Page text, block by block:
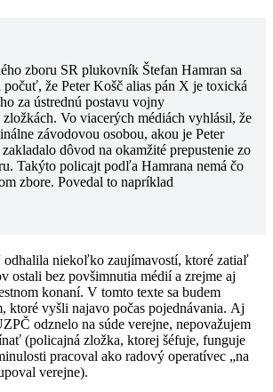
zboru SR plukovník Štefan Hamran sa
počuť, že Peter Košč alias pán X je toxická
za ústrednú postavu vojny
zložkách. Vo viacerých médiách vyhlásil, že
závodovou osobou, akou je Peter
dôvod na okamžité prepustenie zo
Takýto policajt podľa Hamrana nemá čo
zbore. Povedal to napríklad
odhalila niekoľko zaujímavostí, ktoré zatiaľ
ostali bez povšimnutia médií a zrejme aj
konaní. V tomto texte sa budem
ktoré vyšli najavo počas pojednávania. Aj
odznelo na súde verejne, nepovažujem
(policajná zložka, ktorej šéfuje, funguje
pracoval ako radový operatívec „na
verejne).